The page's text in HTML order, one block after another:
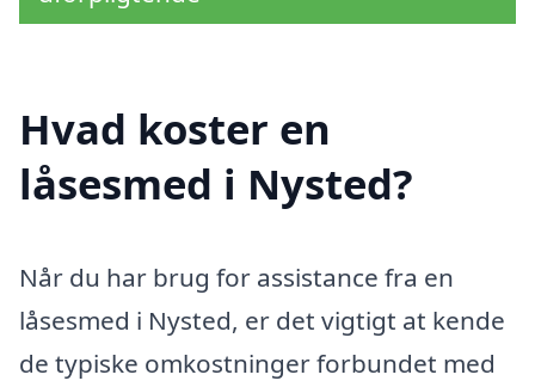
Hvad koster en
låsesmed i Nysted?
Når du har brug for assistance fra en
låsesmed i Nysted, er det vigtigt at kende
de typiske omkostninger forbundet med